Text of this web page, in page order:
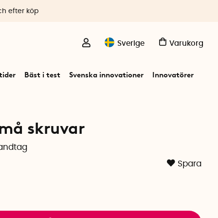
Sverige Varukorg
Bäst i test Svenska innovationer Innovatörer
efter köp
skruvar
Spara